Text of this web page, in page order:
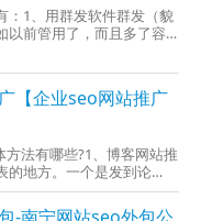
：1、用群发软件群发（貌
以前管用了，而且多了容
个长期的工作，既能够学
个人的定性。seo作弊说不
互联网消
【企业seo网站推广
方法有哪些?1、博客网站推
的地方。一个是发到论
发到博客里。发到博客里
删。2、手机seo创意推广